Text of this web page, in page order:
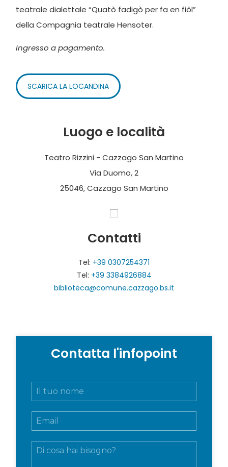
teatrale dialettale “Quatò fadigò per fa en fiòl”
della Compagnia teatrale Hensoter.
Ingresso a pagamento.
SCARICA LA LOCANDINA
Luogo e località
Teatro Rizzini - Cazzago San Martino
Via Duomo, 2
25046, Cazzago San Martino
Contatti
Tel: +39 0307254371
Tel: +39 3384926884
biblioteca@comune.cazzago.bs.it
Contatta l'infopoint
N
E
m
M